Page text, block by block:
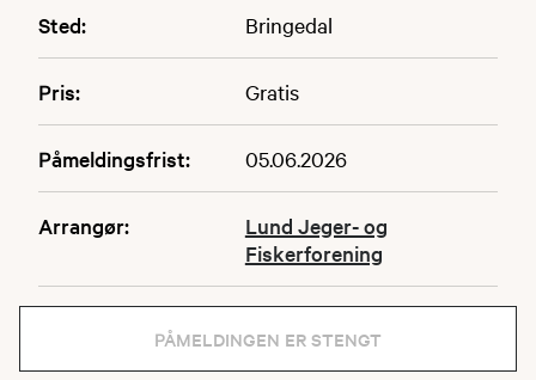
Sted: Bringedal
Pris: Gratis
Påmeldingsfrist: 05.06.2026
Arrangør:
Lund Jeger- og
Fiskerforening
PÅMELDINGEN ER STENGT